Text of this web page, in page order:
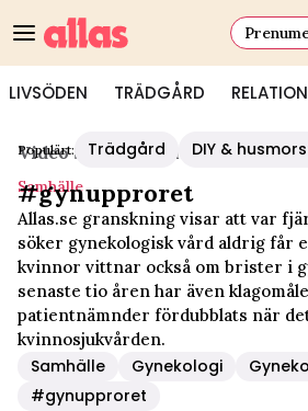
LIVSÖDEN TRÄDGÅRD
Populärt: Trädgård DIY &
Video Start/Samhälle
Samhälle
#gynupproret
Allas.se granskning visar att var
söker gynekologisk vård aldrig får
kvinnor vittnar också om brister i
senaste tio åren har även
patientnämnder fördubblats när
kvinnosjukvården.
Samhälle Gynekologi
#gynupproret